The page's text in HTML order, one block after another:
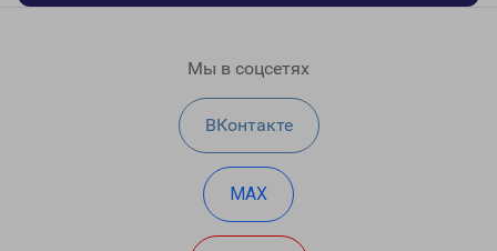
Мы в соцсетях
ВКонтакте
MAX